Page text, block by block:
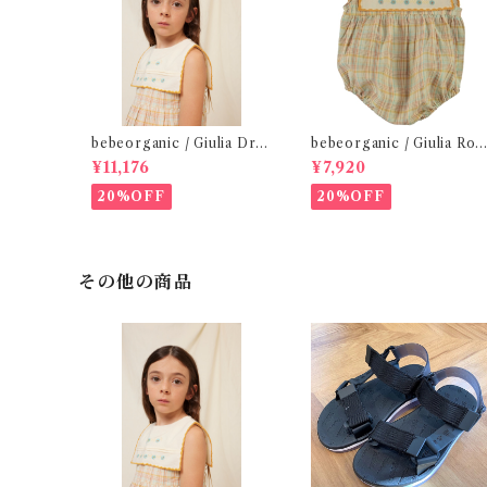
bebeorganic / Giulia Dres
s Lagoon Check (2-6y)
¥11,176
20%OFF
bebeorganic / Giulia Rom
per Lagoon Check( 6・12
ｍ)
¥7,920
20%OFF
その他の商品